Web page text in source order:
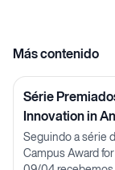
Más contenido
Série
Innovation in
Lorena Neves
Seguindo a série
Campus Award